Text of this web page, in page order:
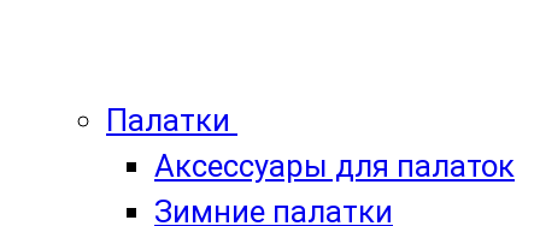
Палатки
Аксессуары для палаток
Зимние палатки